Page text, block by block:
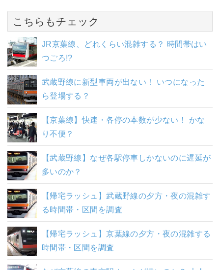
こちらもチェック
JR京葉線、どれくらい混雑する？ 時間帯はい
つごろ!?
武蔵野線に新型車両が出ない！ いつになった
ら登場する？
【京葉線】快速・各停の本数が少ない！ かな
り不便？
【武蔵野線】なぜ各駅停車しかないのに遅延が
多いのか？
【帰宅ラッシュ】武蔵野線の夕方・夜の混雑す
る時間帯・区間を調査
【帰宅ラッシュ】京葉線の夕方・夜の混雑する
時間帯・区間を調査